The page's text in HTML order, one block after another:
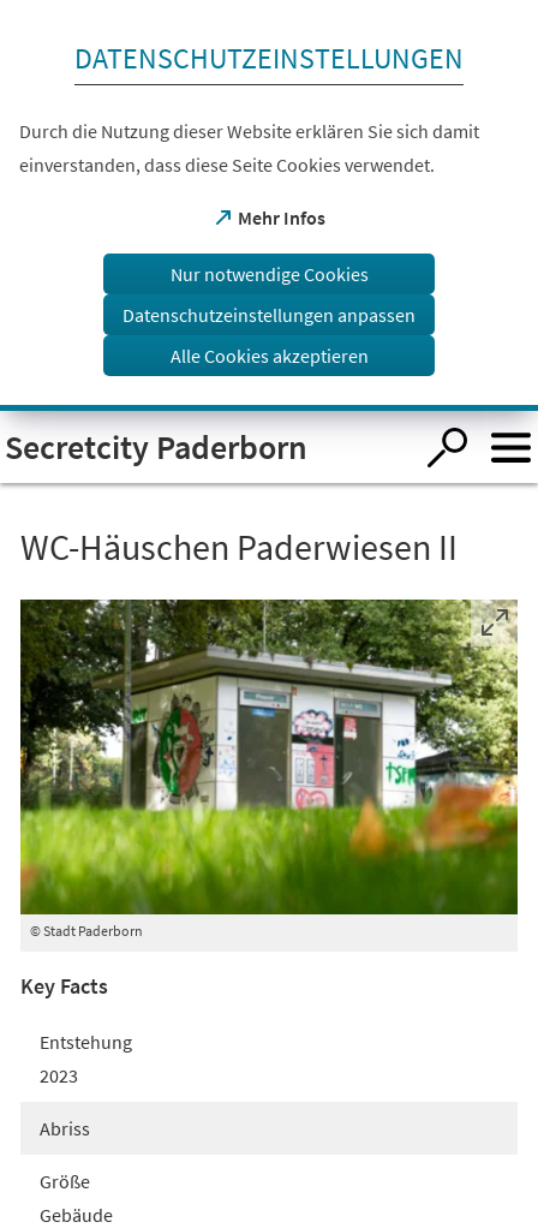
Visuelle
Assistenzsoftware
öffnen.
DATENSCHUTZEINSTELLUNGEN
Durch die Nutzung dieser Website erklären Sie sich damit
einverstanden, dass diese Seite Cookies verwendet.
Mehr Infos
(Öffnet
einem
Tab)
Nur notwendige Cookies
Datenschutzeinstellungen anpassen
Alle Cookies akzeptieren
Secretcity Paderborn
WC-Häuschen Paderwiesen II
© Stadt Paderborn
Key Facts
Entstehung
2023
Abriss
Größe
Gebäude